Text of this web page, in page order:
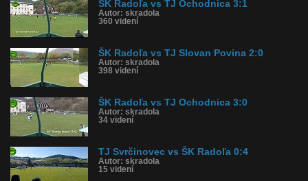
ŠK Radoľa vs TJ Ochodnica 3:1
Autor: skradola
360 videní
ŠK Radoľa vs TJ Slovan Povina 2:0
Autor: skradola
398 videní
ŠK Radoľa vs TJ Ochodnica 3:0
Autor: skradola
34 videní
TJ Svrčinovec vs ŠK Radoľa 0:4
Autor: skradola
15 videní